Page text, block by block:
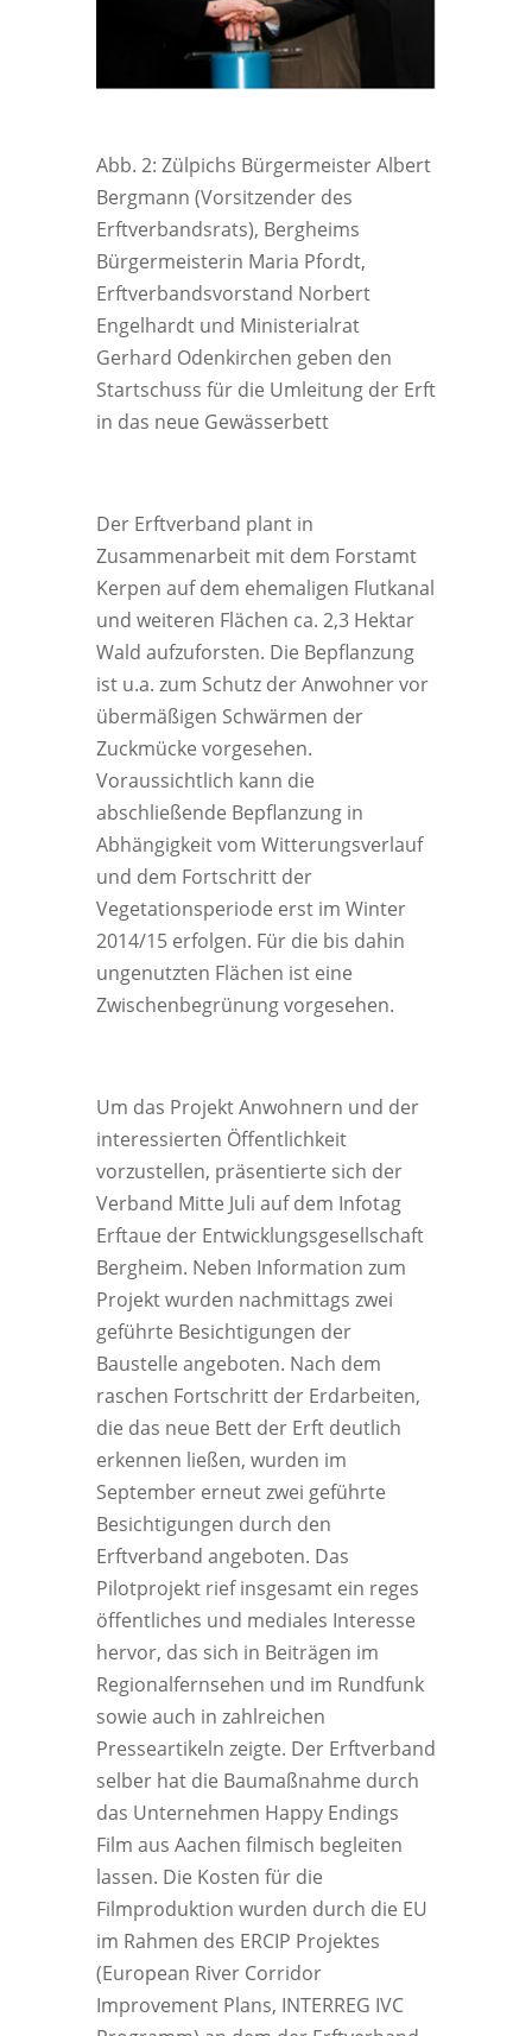
Abb. 2: Zülpichs Bürgermeister Albert
Bergmann (Vorsitzender des
Erftverbandsrats), Bergheims
Bürgermeisterin Maria Pfordt,
Erftverbandsvorstand Norbert
Engelhardt und Ministerialrat
Gerhard Odenkirchen geben den
Startschuss für die Umleitung der Erft
in das neue Gewässerbett
Der Erftverband plant in
Zusammenarbeit mit dem Forstamt
Kerpen auf dem ehemaligen Flutkanal
und weiteren Flächen ca. 2,3 Hektar
Wald aufzuforsten. Die Bepflanzung
ist u.a. zum Schutz der Anwohner vor
übermäßigen Schwärmen der
Zuckmücke vorgesehen.
Voraussichtlich kann die
abschließende Bepflanzung in
Abhängigkeit vom Witterungsverlauf
und dem Fortschritt der
Vegetationsperiode erst im Winter
2014/15 erfolgen. Für die bis dahin
ungenutzten Flächen ist eine
Zwischenbegrünung vorgesehen.
Um das Projekt Anwohnern und der
interessierten Öffentlichkeit
vorzustellen, präsentierte sich der
Verband Mitte Juli auf dem Infotag
Erftaue der Entwicklungsgesellschaft
Bergheim. Neben Information zum
Projekt wurden nachmittags zwei
geführte Besichtigungen der
Baustelle angeboten. Nach dem
raschen Fortschritt der Erdarbeiten,
die das neue Bett der Erft deutlich
erkennen ließen, wurden im
September erneut zwei geführte
Besichtigungen durch den
Erftverband angeboten. Das
Pilotprojekt rief insgesamt ein reges
öffentliches und mediales Interesse
hervor, das sich in Beiträgen im
Regionalfernsehen und im Rundfunk
sowie auch in zahlreichen
Presseartikeln zeigte. Der Erftverband
selber hat die Baumaßnahme durch
das Unternehmen Happy Endings
Film aus Aachen filmisch begleiten
lassen. Die Kosten für die
Filmproduktion wurden durch die EU
im Rahmen des ERCIP Projektes
(European River Corridor
Improvement Plans, INTERREG IVC